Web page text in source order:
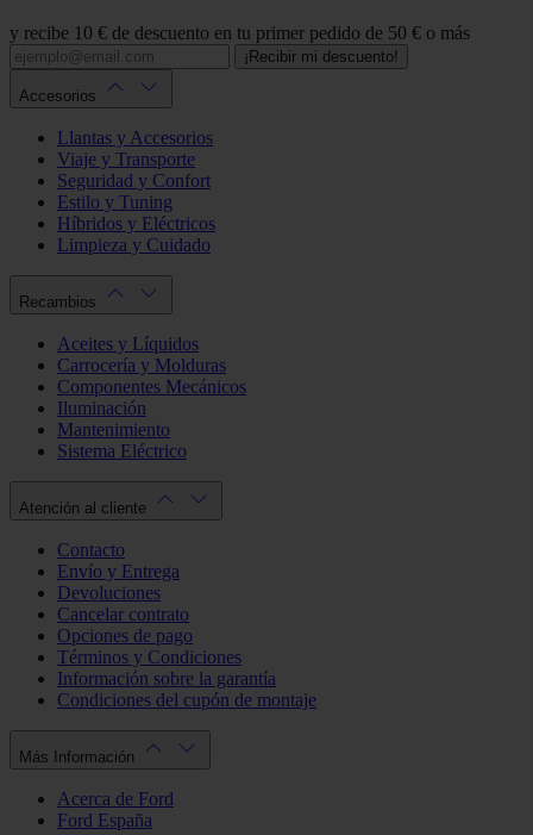
y recibe 10 € de descuento en tu primer pedido de 50 € o más
¡Recibir mi descuento!
Accesorios
Llantas y Accesorios
Viaje y Transporte
Seguridad y Confort
Estilo y Tuning
Híbridos y Eléctricos
Limpieza y Cuidado
Recambios
Aceites y Líquidos
Carrocería y Molduras
Componentes Mecánicos
Iluminación
Mantenimiento
Sistema Eléctrico
Atención al cliente
Contacto
Envío y Entrega
Devoluciones
Cancelar contrato
Opciones de pago
Términos y Condiciones
Información sobre la garantía
Condiciones del cupón de montaje
Más Información
Acerca de Ford
Ford España